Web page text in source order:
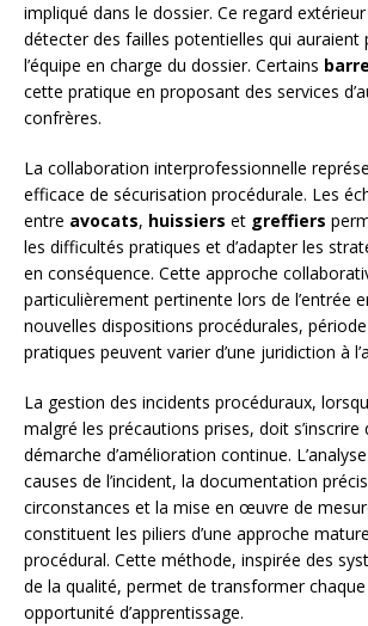
impliqué dans le dossier. Ce regard
détecter des failles potentielles qui auraient
l’équipe en charge du dossier. Certains
cette pratique en proposant des services
confrères.
La collaboration interprofessionnelle
efficace de sécurisation procédurale. Les
entre avocats, huissiers et greffiers
les difficultés pratiques et d’adapter les
en conséquence. Cette approche
particulièrement pertinente lors de l’entrée
nouvelles dispositions procédurales,
pratiques peuvent varier d’une juridiction à
La gestion des incidents procéduraux,
malgré les précautions prises, doit s’inscrire
démarche d’amélioration continue.
causes de l’incident, la documentation
circonstances et la mise en œuvre de
constituent les piliers d’une approche
procédural. Cette méthode, inspirée des
de la qualité, permet de transformer
opportunité d’apprentissage.